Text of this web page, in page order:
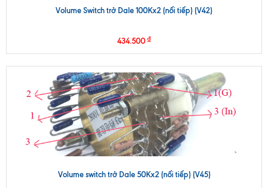
Volume Switch trở Dale 100Kx2 (nối tiếp) (V42)
434.500 ₫
Volume switch trở Dale 50Kx2 (nối tiếp) (V45)